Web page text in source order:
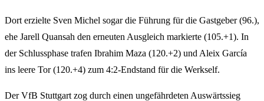
Dort erzielte Sven Michel sogar die Führung für die Gastgeber (96.),
ehe Jarell Quansah den erneuten Ausgleich markierte (105.+1). In
der Schlussphase trafen Ibrahim Maza (120.+2) und Aleix García
ins leere Tor (120.+4) zum 4:2-Endstand für die Werkself.
Der VfB Stuttgart zog durch einen ungefährdeten Auswärtssieg